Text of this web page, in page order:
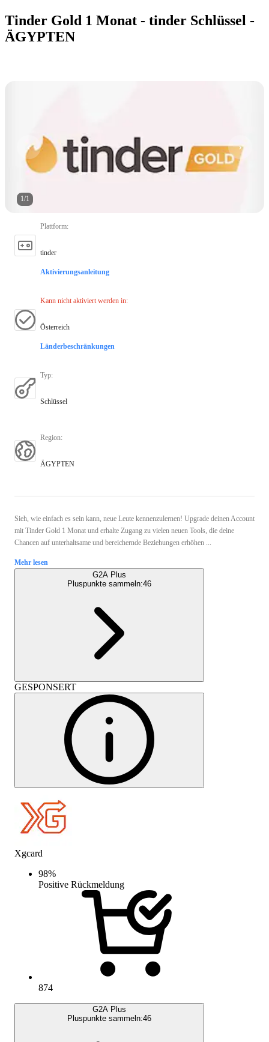
Tinder Gold 1 Monat - tinder Schlüssel -
ÄGYPTEN
1/1
Plattform:
tinder
Aktivierungsanleitung
Kann nicht aktiviert werden in:
Österreich
Länderbeschränkungen
Typ:
Schlüssel
Region:
ÄGYPTEN
Sieh, wie einfach es sein kann, neue Leute kennenzulernen! Upgrade deinen Account
mit Tinder Gold 1 Monat und erhalte Zugang zu vielen neuen Tools, die deine
Chancen auf unterhaltsame und bereichernde Beziehungen erhöhen ...
Mehr lesen
G2A Plus
Pluspunkte sammeln:46
GESPONSERT
Xgcard
98%
Positive Rückmeldung
874
G2A Plus
Pluspunkte sammeln:46